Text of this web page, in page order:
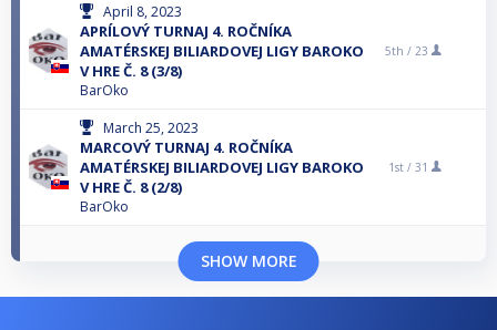
April 8, 2023
APRÍLOVÝ TURNAJ 4. ROČNÍKA
AMATÉRSKEJ BILIARDOVEJ LIGY BAROKO
V HRE Č. 8 (3/8)
BarOko
5th / 23
March 25, 2023
MARCOVÝ TURNAJ 4. ROČNÍKA
AMATÉRSKEJ BILIARDOVEJ LIGY BAROKO
V HRE Č. 8 (2/8)
BarOko
1st / 31
SHOW MORE